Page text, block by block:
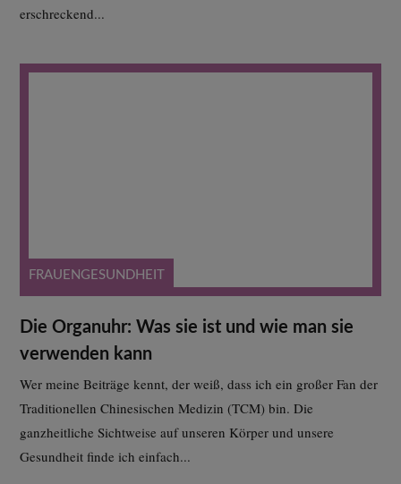
erschreckend...
FRAUENGESUNDHEIT
Die Organuhr: Was sie ist und wie man sie
verwenden kann
Wer meine Beiträge kennt, der weiß, dass ich ein großer Fan der
Traditionellen Chinesischen Medizin (TCM) bin. Die
ganzheitliche Sichtweise auf unseren Körper und unsere
Gesundheit finde ich einfach...